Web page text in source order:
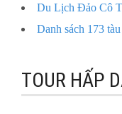
Du Lịch Đảo Cô
Danh sách 173
TOUR HẤP